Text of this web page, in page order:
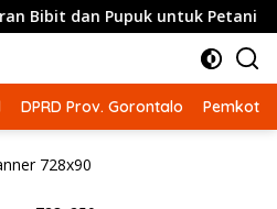
dan Pupuk untuk Petani Jagung
DPRD Prov. Gorontalo Pemkot